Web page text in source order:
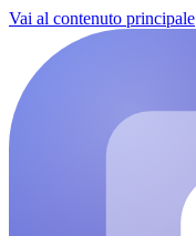
Vai al contenuto principale